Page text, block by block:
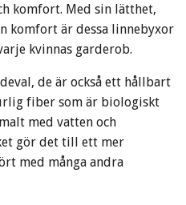
komfort. Med sin lätthet,
komfort är dessa linnebyxor
kvinnas garderob.
de är också ett hållbart
fiber som är biologiskt
med vatten och
gör det till ett mer
med många andra